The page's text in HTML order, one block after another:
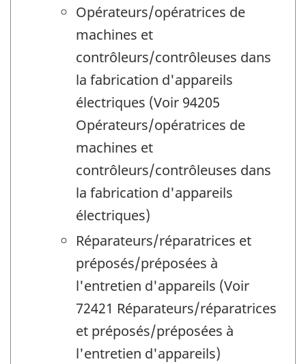
Opérateurs/opératrices de
machines et
contrôleurs/contrôleuses dans
la fabrication d'appareils
électriques (Voir 94205
Opérateurs/opératrices de
machines et
contrôleurs/contrôleuses dans
la fabrication d'appareils
électriques)
Réparateurs/réparatrices et
préposés/préposées à
l'entretien d'appareils (Voir
72421 Réparateurs/réparatrices
et préposés/préposées à
l'entretien d'appareils)